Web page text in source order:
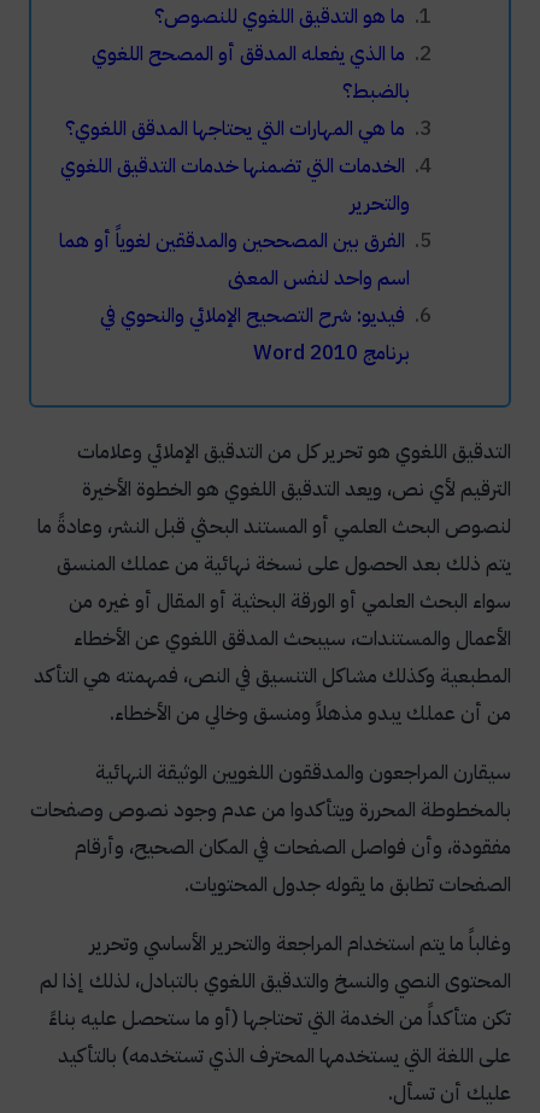
ما هو التدقيق اللغوي للنصوص؟
ما الذي يفعله المدقق أو المصحح اللغوي
بالضبط؟
ما هي المهارات التي يحتاجها المدقق اللغوي؟
الخدمات التي تضمنها خدمات التدقيق اللغوي
والتحرير
الفرق بين المصححين والمدققين لغوياً أو هما
اسم واحد لنفس المعنى
فيديو: شرح التصحيح الإملائي والنحوي في
برنامج Word 2010
التدقيق اللغوي هو تحرير كل من التدقيق الإملائي وعلامات
الترقيم لأي نص، ويعد التدقيق اللغوي هو الخطوة الأخيرة
لنصوص البحث العلمي أو المستند البحثي قبل النشر، وعادةً ما
يتم ذلك بعد الحصول على نسخة نهائية من عملك المنسق
سواء البحث العلمي أو الورقة البحثية أو المقال أو غيره من
الأعمال والمستندات، سيبحث المدقق اللغوي عن الأخطاء
المطبعية وكذلك مشاكل التنسيق في النص، فمهمته هي التأكد
من أن عملك يبدو مذهلاً ومنسق وخالي من الأخطاء.
سيقارن المراجعون والمدققون اللغويين الوثيقة النهائية
بالمخطوطة المحررة ويتأكدوا من عدم وجود نصوص وصفحات
مفقودة، وأن فواصل الصفحات في المكان الصحيح، وأرقام
الصفحات تطابق ما يقوله جدول المحتويات.
وغالباً ما يتم استخدام المراجعة والتحرير الأساسي وتحرير
المحتوى النصي والنسخ والتدقيق اللغوي بالتبادل، لذلك إذا لم
تكن متأكداً من الخدمة التي تحتاجها (أو ما ستحصل عليه بناءً
على اللغة التي يستخدمها المحترف الذي تستخدمه) بالتأكيد
عليك أن تسأل.